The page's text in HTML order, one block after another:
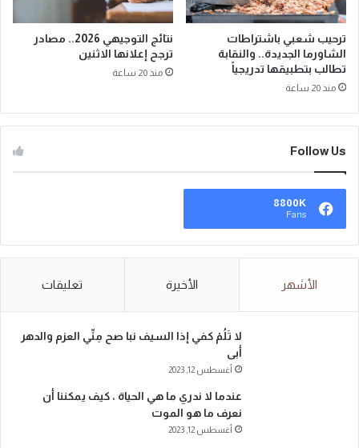
ترحيب شعبي باشتراطات
الشاورما الجديدة.. والنقابة
تطالب بتطبيقها تدريجياً
منذ 20 ساعة
نتائج التوجيهي 2026.. مصادر
ترجح إعلانها الاثنين
منذ 20 ساعة
Follow Us
8800K
Fans
الأشهر الأخيرة تعليقات
لا تَلُمْ كفي إذا السيف نبا صح مِنِّي العزم والدهر
أبى
أغسطس 12, 2023
عندما لا ندري ما هي الحياة ، كيف يمكننا أن
نعرف ما هو الموت
أغسطس 12, 2023